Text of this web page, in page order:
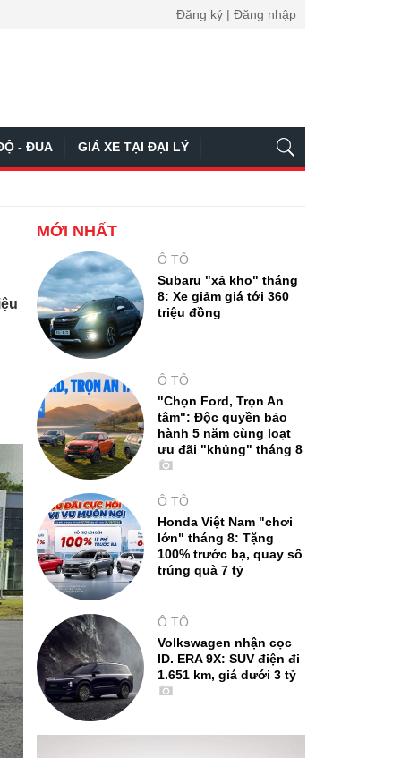
Đăng ký | Đăng nhập
- ĐUA GIÁ XE TẠI ĐẠI LÝ
MỚI NHẤT
Ô TÔ
Subaru "xả kho" tháng
8: Xe giảm giá tới 360
triệu đồng
Ô TÔ
"Chọn Ford, Trọn An
tâm": Độc quyền bảo
hành 5 năm cùng loạt
ưu đãi "khủng" tháng 8
Ô TÔ
Honda Việt Nam "chơi
lớn" tháng 8: Tặng
100% trước bạ, quay số
trúng quà 7 tỷ
Ô TÔ
Volkswagen nhận cọc
ID. ERA 9X: SUV điện đi
1.651 km, giá dưới 3 tỷ